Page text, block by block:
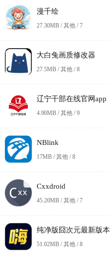
漫千绘
27.30MB / 其他 /7
大白兔画质修改器
27.5MB / 其他 /8
辽宁干部在线官网app
4.90MB / 其他 /9
NBlink
17MB / 其他 /8
Cxxdroid
45.20MB / 其他 /7
纯净版囧次元最新版本
51.02MB / 其他 /8